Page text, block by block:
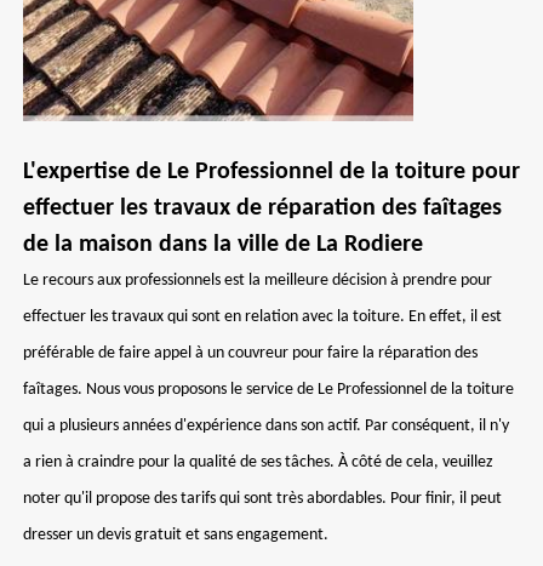
L'expertise de Le Professionnel de la toiture pour
effectuer les travaux de réparation des faîtages
de la maison dans la ville de La Rodiere
Le recours aux professionnels est la meilleure décision à prendre pour
effectuer les travaux qui sont en relation avec la toiture. En effet, il est
préférable de faire appel à un couvreur pour faire la réparation des
faîtages. Nous vous proposons le service de Le Professionnel de la toiture
qui a plusieurs années d'expérience dans son actif. Par conséquent, il n'y
a rien à craindre pour la qualité de ses tâches. À côté de cela, veuillez
noter qu'il propose des tarifs qui sont très abordables. Pour finir, il peut
dresser un devis gratuit et sans engagement.